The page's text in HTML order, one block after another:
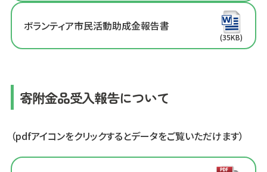
ボランティア市民活動助成金報告書
(35KB)
寄附金品受入報告について
（pdfアイコンをクリックするとデータをご覧いただけます）